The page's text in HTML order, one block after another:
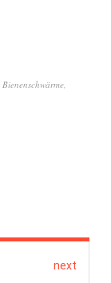
Bienenschwärme,